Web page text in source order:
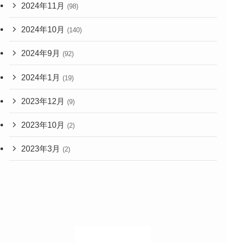
2024年11月 (98)
2024年10月 (140)
2024年9月 (92)
2024年1月 (19)
2023年12月 (9)
2023年10月 (2)
2023年3月 (2)